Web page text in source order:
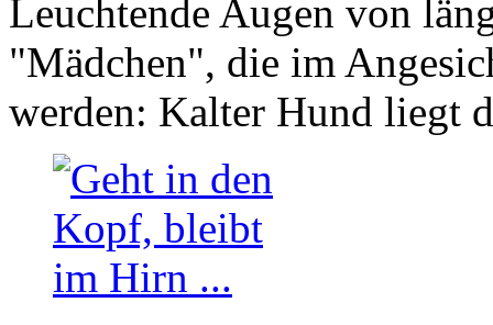
Leuchtende Augen von
"Mädchen", die im
werden: Kalter Hund liegt